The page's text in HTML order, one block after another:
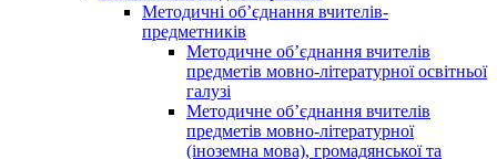
Методичні об’єднання вчителів-
предметників
Методичне об’єднання вчителів
предметів мовно-літературної освітньої
галузі
Методичне об’єднання вчителів
предметів мовно-літературної
(іноземна мова), громадянської та